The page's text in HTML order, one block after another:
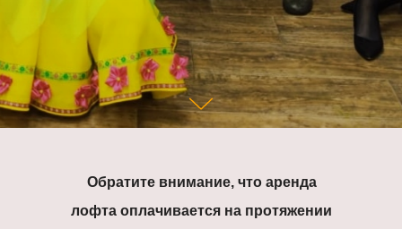
Обратите внимание, что аренда
лофта оплачивается на протяжении